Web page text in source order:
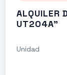
ALQUILER
UT204A"
Unidad